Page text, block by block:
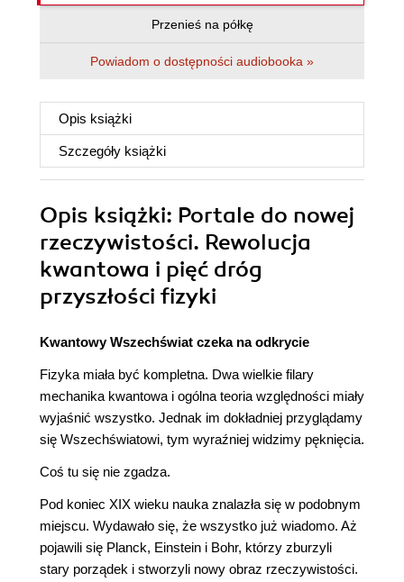
Przenieś na półkę
Powiadom o dostępności audiobooka »
Opis książki
Szczegóły książki
Opis książki: Portale do nowej
rzeczywistości. Rewolucja
kwantowa i pięć dróg
przyszłości fizyki
Kwantowy Wszechświat czeka na odkrycie
Fizyka miała być kompletna. Dwa wielkie filary
mechanika kwantowa i ogólna teoria względności miały
wyjaśnić wszystko. Jednak im dokładniej przyglądamy
się Wszechświatowi, tym wyraźniej widzimy pęknięcia.
Coś tu się nie zgadza.
Pod koniec XIX wieku nauka znalazła się w podobnym
miejscu. Wydawało się, że wszystko już wiadomo. Aż
pojawili się Planck, Einstein i Bohr, którzy zburzyli
stary porządek i stworzyli nowy obraz rzeczywistości.